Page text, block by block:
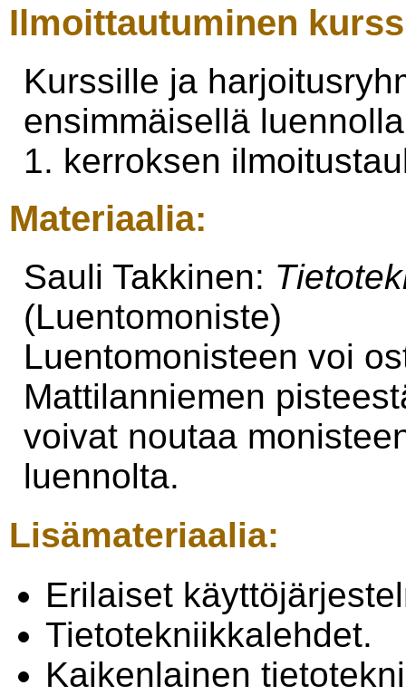
Ilmoittautuminen
Kurssille ja
ensimmäisellä
1. kerroksen
Materiaalia:
Sauli Takkinen:
(Luentomoniste)
Luentomonisteen voi
Mattilanniemen
voivat noutaa
luennolta.
Lisämateriaalia:
Erilaiset
Tietotekniikkalehdet.
Kaikenlainen